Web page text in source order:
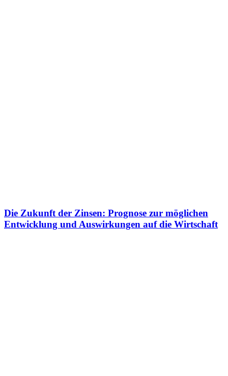
Die Zukunft der Zinsen: Prognose zur möglichen
Entwicklung und Auswirkungen auf die Wirtschaft